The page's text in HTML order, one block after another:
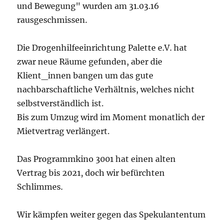
und Bewegung" wurden am 31.03.16
rausgeschmissen.
Die Drogenhilfeeinrichtung Palette e.V. hat
zwar neue Räume gefunden, aber die
Klient_innen bangen um das gute
nachbarschaftliche Verhältnis, welches nicht
selbstverständlich ist.
Bis zum Umzug wird im Moment monatlich der
Mietvertrag verlängert.
Das Programmkino 3001 hat einen alten
Vertrag bis 2021, doch wir befürchten
Schlimmes.
Wir kämpfen weiter gegen das Spekulantentum